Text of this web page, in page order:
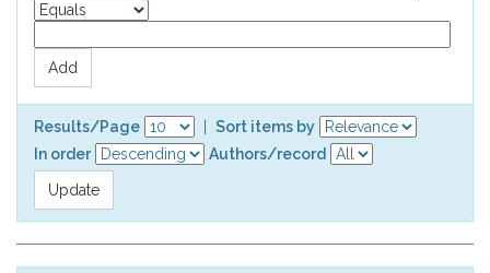
Results/Page
Sort items by
In order
Authors/record